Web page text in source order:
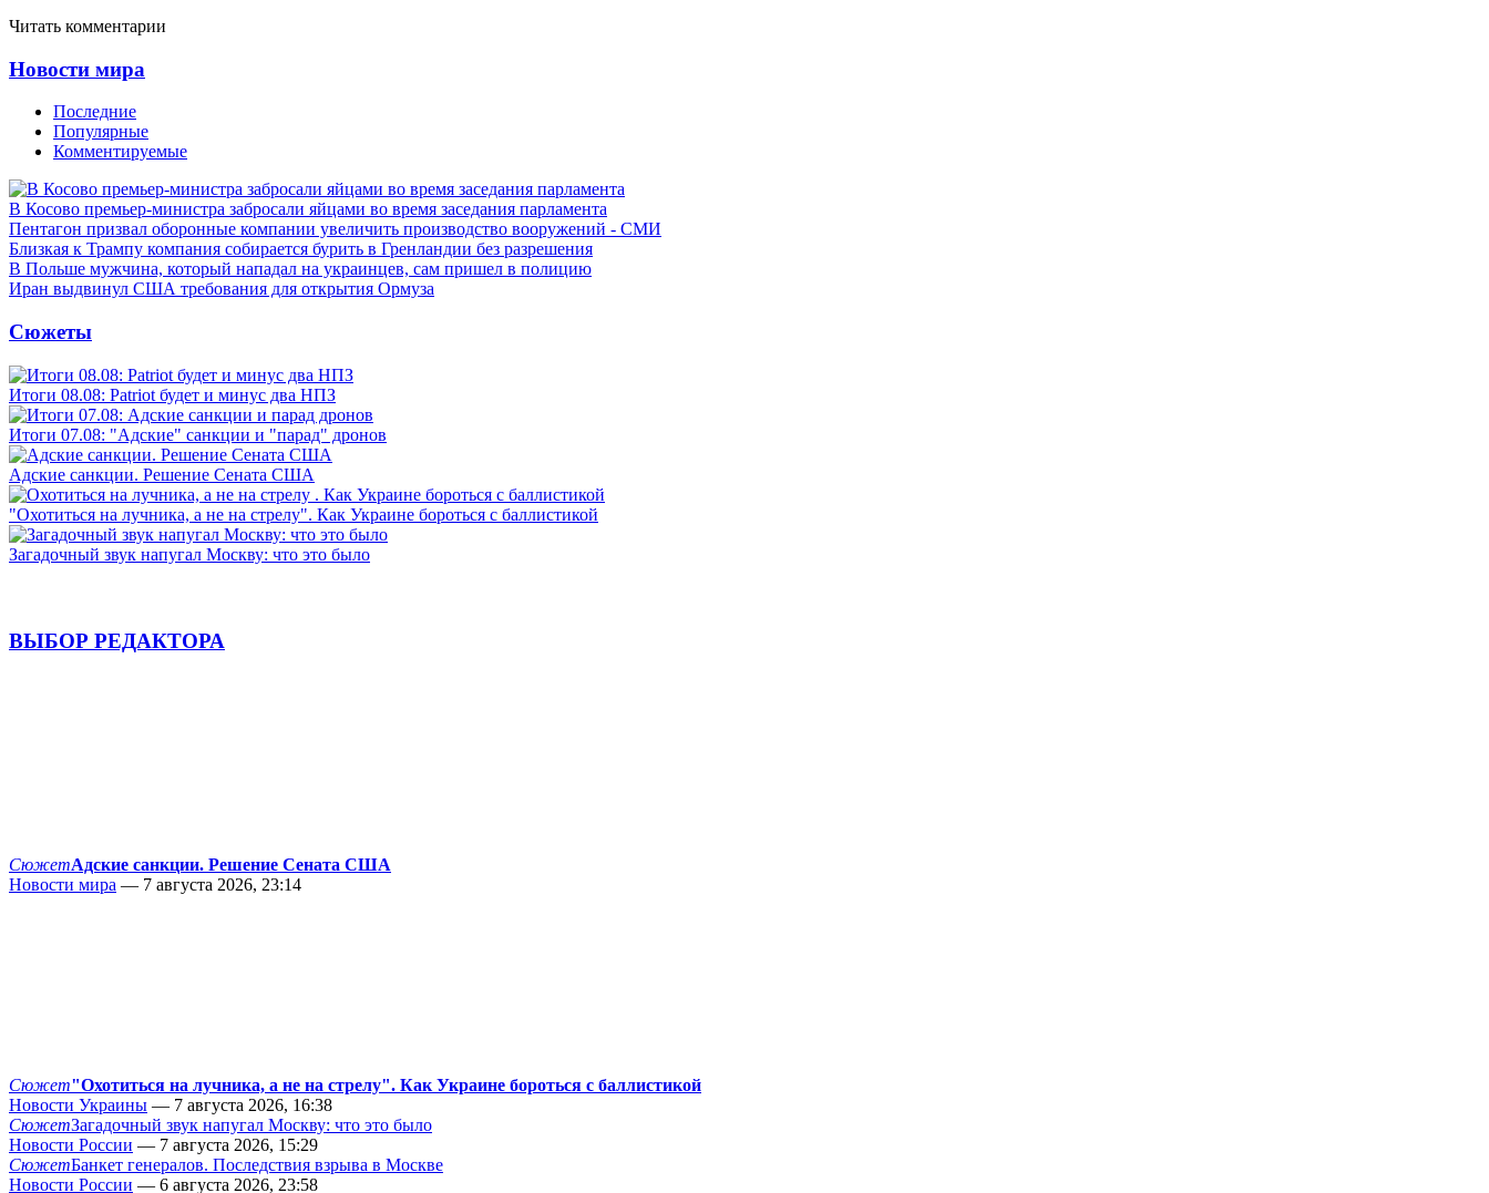
Читать комментарии
Новости мира
Последние
Популярные
Комментируемые
В Косово премьер-министра забросали яйцами во время заседания парламента
Пентагон призвал оборонные компании увеличить производство вооружений - СМИ
Близкая к Трампу компания собирается бурить в Гренландии без разрешения
В Польше мужчина, который нападал на украинцев, сам пришел в полицию
Иран выдвинул США требования для открытия Ормуза
Сюжеты
Итоги 08.08: Patriot будет и минус два НПЗ
Итоги 07.08: "Адские" санкции и "парад" дронов
Адские санкции. Решение Сената США
"Охотиться на лучника, а не на стрелу". Как Украине бороться с баллистикой
Загадочный звук напугал Москву: что это было
ВЫБОР РЕДАКТОРА
СюжетАдские санкции. Решение Сената США
Новости мира — 7 августа 2026, 23:14
Сюжет"Охотиться на лучника, а не на стрелу". Как Украине бороться с баллистикой
Новости Украины — 7 августа 2026, 16:38
СюжетЗагадочный звук напугал Москву: что это было
Новости России — 7 августа 2026, 15:29
СюжетБанкет генералов. Последствия взрыва в Москве
Новости России — 6 августа 2026, 23:58